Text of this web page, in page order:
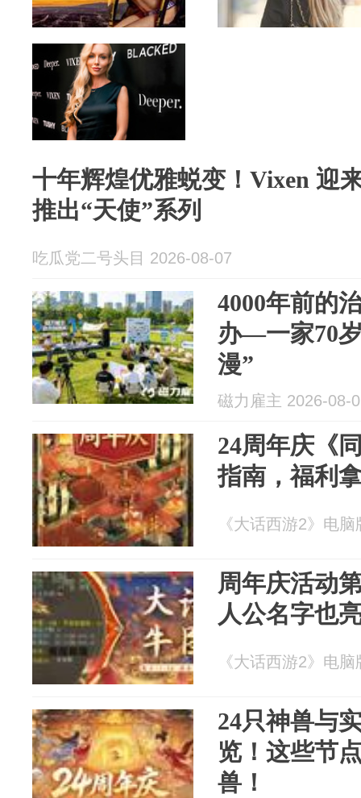
十年辉煌优雅蜕变！Vixen 迎
推出“天使”系列
吃瓜党二号头目 2026-08-07
4000年前的
办—一家70
漫”
磁力雇主 2026-08-
24周年庆《
指南，福利
《大话西游2》电
周年庆活动
人公名字也
《大话西游2》电
24只神兽与
览！这些节
兽！